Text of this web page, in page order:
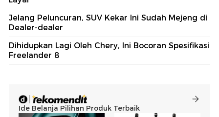
Jelang Peluncuran, SUV Kekar Ini Sudah Mejeng di
Dealer-dealer
Dihidupkan Lagi Oleh Chery, Ini Bocoran Spesifikasi
Freelander 8